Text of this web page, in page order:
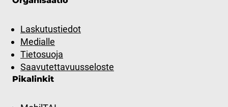
Laskutustiedot
Medialle
Tietosuoja
Saavutettavuusseloste
Pikalinkit